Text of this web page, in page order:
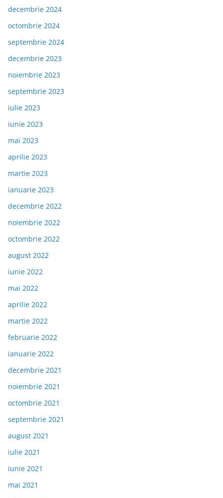
decembrie 2024
octombrie 2024
septembrie 2024
decembrie 2023
noiembrie 2023
septembrie 2023
iulie 2023
iunie 2023
mai 2023
aprilie 2023
martie 2023
ianuarie 2023
decembrie 2022
noiembrie 2022
octombrie 2022
august 2022
iunie 2022
mai 2022
aprilie 2022
martie 2022
februarie 2022
ianuarie 2022
decembrie 2021
noiembrie 2021
octombrie 2021
septembrie 2021
august 2021
iulie 2021
iunie 2021
mai 2021